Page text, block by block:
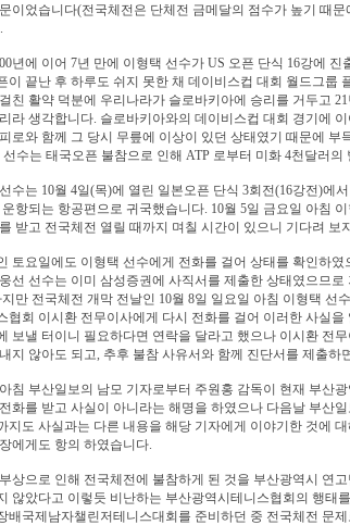
이었습니다(전국체전은 단체전 금메달의 점수가 높기 때
년에 이어 7년 만에 이형택 선수가 US 오픈 단식 16강에
이 끝난 후 하루도 쉬지 못한 채 데이비스컵 대회 월드그룹
친 활약 덕분에 우리나라가 슬로바키아에 승리를 거두고
라 생각합니다. 슬로바키아와의 데이비스컵 대회 경기에
로와 함께 그 당시 무릎에 이상이 있던 상태였기 때문에
수는 태국오픈 불참으로 인해 ATP 로부터 미화 4천달러의
수는 10월 4일(목)에 열린 일본오픈 단식 3회전(16강전)에
항되는 항공편으로 귀국했습니다. 10월 5일 금요일 아침
받고 전국체전 열릴 때까지 며칠 시간이 있으니 기다려 보
토요일에도 이형택 선수에게 전화를 걸어 상태를 확인하
선 선수는 이미 삼성증권에 사직서를 제출한 상태였으므
만 전국체전 개막 전날인 10월 8일 일요일 아침 이형택
협회 이시환 전무이사에게 다시 전화를 걸어 이러한 사실
보낼 터이니 필요하다면 연락을 달라고 했으나 이시환 전
지 않아도 되고, 추후 불참 사유서와 함께 진단서를 제출하
침 부산일보의 남모 기자로부터 주원홍 감독이 현재 부산
화를 받고 사실이 아니라는 해명을 하였으나 다음날 부산
지도 사실과는 다른 내용을 해당 기자에게 이야기한 것에
에게도 항의 하였습니다.
상으로 인해 전국체전에 불참하게 된 것을 부산광역시 연
않았다고 이렇듯 비난하는 부산광역시테니스협회의 행태
배국제남자챌린저테니스대회를 준비하던 중 전국체전 문